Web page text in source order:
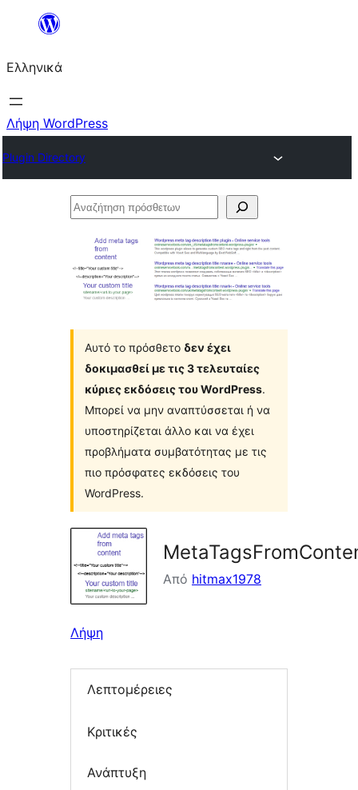
Μετάβαση
περιεχόμενο
Ελληνικά
Λήψη WordPress
Plugin Directory
Αναζήτηση
Αυτό το πρόσθετο δεν έχει
δοκιμασθεί με τις 3 τελευταίες
κύριες εκδόσεις του WordPress.
Μπορεί να μην αναπτύσσεται ή να
υποστηρίζεται άλλο και να έχει
προβλήματα συμβατότητας με τις
πιο πρόσφατες εκδόσεις του
WordPress.
Από hitmax1978
Λήψη
Λεπτομέρειες
Κριτικές
Ανάπτυξη